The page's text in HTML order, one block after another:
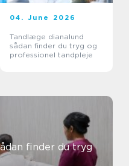
04. June 2026
Tandlæge dianalund
sådan finder du tryg og
professionel tandpleje